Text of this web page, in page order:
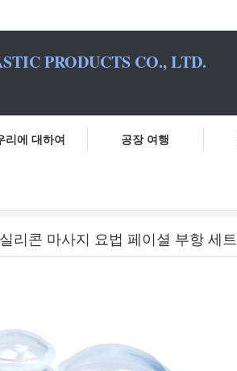
PRODUCTS CO., LTD.
리에 대하여 공장 여행
리콘 마사지 요법 페이셜 부항 세트